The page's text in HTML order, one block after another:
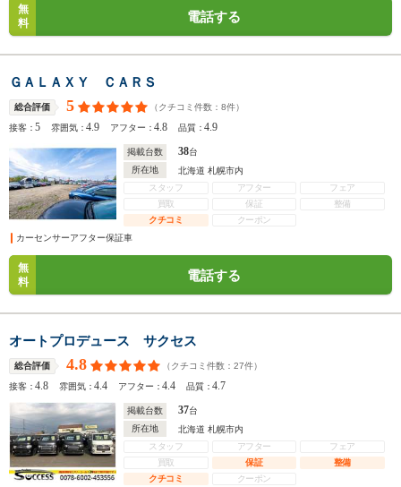
無
料
電話する
ＧＡＬＡＸＹ ＣＡＲＳ
総合評価 5 （クチコミ件数： 8件）
接客：5 雰囲気：4.9 アフター：4.8 品質：4.9
掲載台数 38台
所在地
北海道 札幌市内
スタッフ
アフター
フェア
買取
保証
整備
クチコミ
クーポン
カーセンサーアフター保証車
無
料
電話する
オートプロデュース サクセス
総合評価 4.8 （クチコミ件数： 27件）
接客：4.8 雰囲気：4.4 アフター：4.4 品質：4.7
掲載台数 37台
所在地
北海道 札幌市内
スタッフ
アフター
フェア
買取
保証
整備
クチコミ
クーポン